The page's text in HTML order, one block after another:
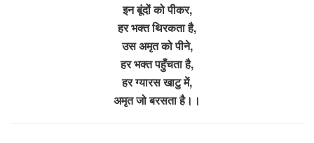
इन बूंदों को पीकर,
हर भक्त थिरकता है,
उस अमृत को पीने,
हर भक्त पहुँचता है,
हर ग्यारस खाटु में,
अमृत जो बरसता है।।